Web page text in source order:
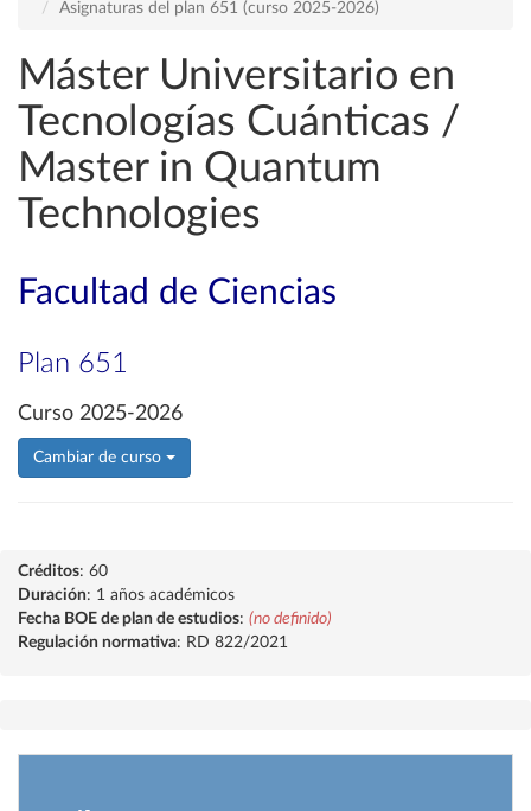
Asignaturas del plan 651 (curso 2025-2026)
Máster Universitario en
Tecnologías Cuánticas /
Master in Quantum
Technologies
Facultad de Ciencias
Plan 651
Curso 2025-2026
Cambiar de curso
Créditos: 60
Duración: 1 años académicos
Fecha BOE de plan de estudios: (no definido)
Regulación normativa: RD 822/2021